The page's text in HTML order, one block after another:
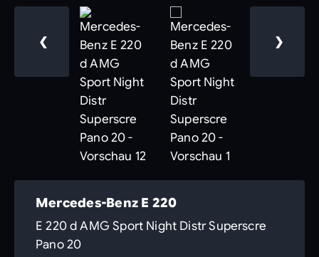
❮ ❯
Mercedes-Benz E 220
E 220 d AMG Sport Night Distr Superscre
Pano 20